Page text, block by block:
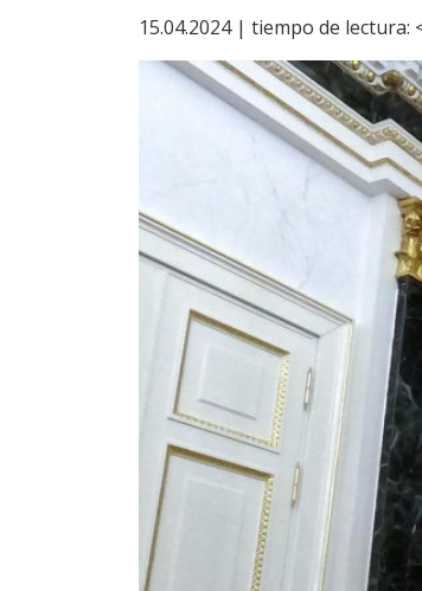
15.04.2024 | tiempo de lectura: